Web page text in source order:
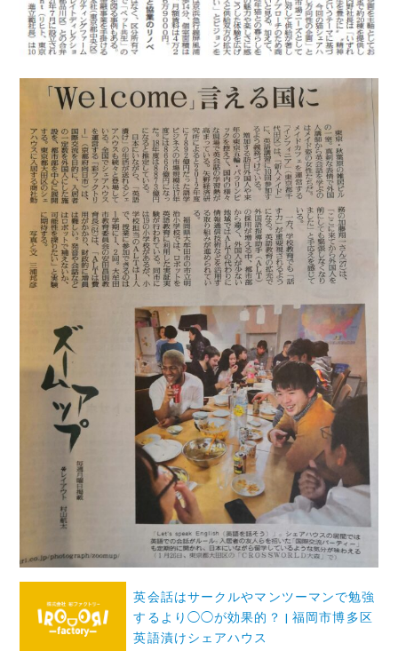
投
英会話はサークルやマンツーマンで勉強
するより◯◯が効果的？ | 福岡市博多区
英語漬けシェアハウス